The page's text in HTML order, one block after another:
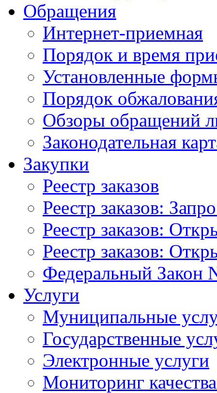
Обращения
Интернет-приемная
Порядок и время
Установленные
Порядок
Обзоры обращений
Законодательная
Закупки
Реестр заказов
Реестр заказов:
Реестр заказов:
Реестр заказов:
Федеральный Закон
Услуги
Муниципальные
Государственные
Электронные услуги
Мониторинг